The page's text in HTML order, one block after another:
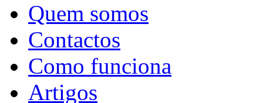
Quem somos
Contactos
Como funciona
Artigos